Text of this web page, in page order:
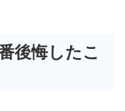
後悔したこ